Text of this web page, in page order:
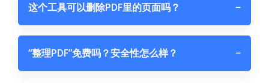
这个工具可以删除PDF里的页面吗？ −
“整理PDF”免费吗？安全性怎么样？ −